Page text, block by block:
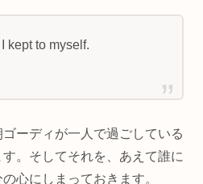
kept to myself.
ーディが一人で過ごしている
。そしてそれを、あえて誰に
心にしまっておきます。